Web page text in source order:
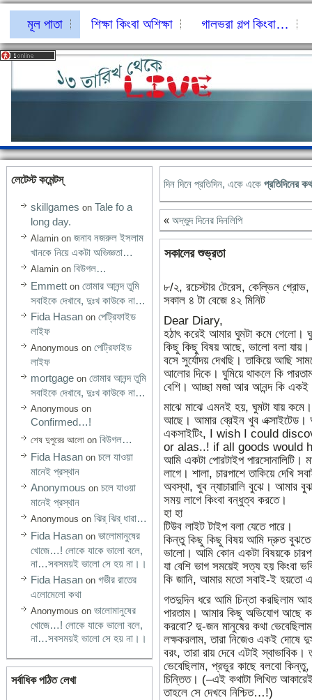
মূল পাতা শিক্ষা কিংবা অশিক্ষা গালভরা গল্প কিংবা…
লেটেস্ট কমেন্টস্‌
skillgames on Tale fo a
long day.
Alamin on জনাব নজরুল ইসলাম
খানকে নিয়ে একটা অভিজ্ঞতা…
Alamin on বিউগল…
Emmett on তোমার আনন্দ তুমি
সবাইকে দেখাবে, দুঃখ কাউকে না…
Fida Hasan on পেট্রিফাইড
লাইফ
Anonymous on পেট্রিফাইড
লাইফ
mortgage on তোমার আনন্দ তুমি
সবাইকে দেখাবে, দুঃখ কাউকে না…
Anonymous on
Confirmed…!
শেষ দুপুরের আলো on বিউগল…
Fida Hasan on চলে যাওয়া
মানেই প্রস্থান
Anonymous on চলে যাওয়া
মানেই প্রস্থান
Anonymous on ঝির্‌ ঝির্‌ ধারা…
Fida Hasan on ভালোমানুষের
খোজে…! লোকে যাকে ভালো বলে,
না…সবসময়ই ভালো সে হয় না।।
Fida Hasan on গভীর রাতের
এলোমেলো কথা
Anonymous on ভালোমানুষের
খোজে…! লোকে যাকে ভালো বলে,
না…সবসময়ই ভালো সে হয় না।।
সর্বাধিক পঠিত লেখা
দিন দিনে প্রতিদিন, একে একে প্রতিদিনের
« অদ্ভুদ দিনের দিনলিপি
সকালের শুভ্রতা
৮/২, রচেস্টার টেরেস, কেল্ভিন গ্রোভ,
সকাল ৪ টা বেজে ৪২ মিনিট
Dear Diary,
হঠাৎ করেই আমার ঘুমটা কমে
কিছু কিছু বিষয় আছে, ভালো বলা
বসে সুর্যোদয় দেখছি। তাকিয়ে আছি
আলোর দিকে। ঘুমিয়ে থাকলে কি
বেশি। আচ্ছা মজা আর আনন্দ কি একই
মাঝে মাঝে এমনই হয়, ঘুমটা যায় কমে।
আছে। আমার ব্রেইন খুব এক্সাইটেড।
একসাইটিং, I wish I could
or alas..! if all goods would
আমি একটা পোরটাইপ পারসোনালিটি।
লাগে। শালা, চারপাশে তাকিয়ে দেখি
অবস্থা, খুব ন্যাচারালি বুঝে। আমার
সময় লাগে কিংবা বন্ধুত্ব করতে।
হা হা
টিউব লাইট টাইপ বলা যেতে পারে।
কিন্তু কিছু কিছু বিষয় আমি দ্রুত বুঝতে
ভালো। আমি কোন একটা বিষয়কে
যা বেশি ভাগ সময়েই সত্য হয় কিংবা
কি জানি, আমার মতো সবাই-ই হয়তো
গতদুদিন ধরে আমি চিন্তা করছিলাম
পারতাম। আমার কিছু অভিযোগ আছে
করবো? দু-জন মানুষের কথা
লক্ষকরলাম, তারা নিজেও একই দোষে
বরং, তারা রায় দেবে এটাই
ভেবেছিলাম, প্রভুর কাছে বলবো
চিন্তিত। (–এই কথাটা লিখিত
তাহলে সে দেখবে নিশ্চিত…!)